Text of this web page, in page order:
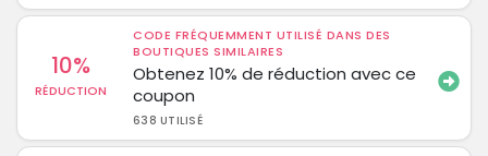
10%
RÉDUCTION
CODE FRÉQUEMMENT UTILISÉ DANS DES
BOUTIQUES SIMILAIRES
Obtenez 10% de réduction avec ce
coupon
638 UTILISÉ